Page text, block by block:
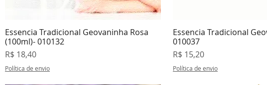
Visualização rápida
Essencia Tradicional Geovaninha Rosa
(100ml)- 010132
Preço
R$ 18,40
Política de envio
Visualização
Essencia Tradicional
010037
Preço
R$ 15,20
Política de envio